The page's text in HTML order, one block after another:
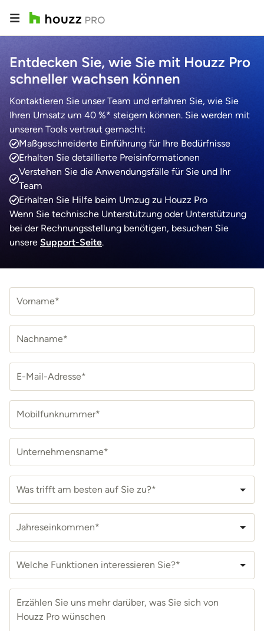
Entdecken Sie, wie Sie mit Houzz Pro
schneller wachsen können
Kontaktieren Sie unser Team und erfahren Sie, wie Sie
Ihren Umsatz um 40 %* steigern können. Sie werden mit
unseren Tools vertraut gemacht:
Maßgeschneiderte Einführung für Ihre Bedürfnisse
Erhalten Sie detaillierte Preisinformationen
Verstehen Sie die Anwendungsfälle für Sie und Ihr
Team
Erhalten Sie Hilfe beim Umzug zu Houzz Pro
Wenn Sie technische Unterstützung oder Unterstützung
bei der Rechnungsstellung benötigen, besuchen Sie
unsere Support-Seite.
Vorname*
Nachname*
E-Mail-Adresse*
Mobilfunknummer*
Unternehmensname*
Was trifft am besten auf Sie zu?*
Jahreseinkommen*
Welche Funktionen interessieren Sie?*